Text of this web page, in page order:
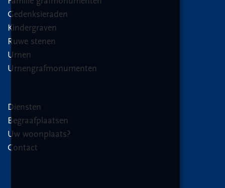
Gedenksieraden
Kindergraven
Ruwe stenen
Urnen
Urnengrafmonumenten
Diensten
Begraafplaatsen
Uw woonplaats?
Contact